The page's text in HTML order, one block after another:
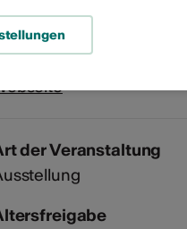
Lens
+41 (0)79 680 38 18
Mail
der Veranstaltung